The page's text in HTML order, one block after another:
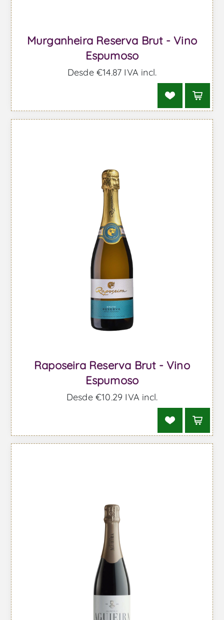
Murganheira Reserva Brut - Vino
Espumoso
Desde €14,87 IVA incl.
Raposeira Reserva Brut - Vino
Espumoso
Desde €10,29 IVA incl.